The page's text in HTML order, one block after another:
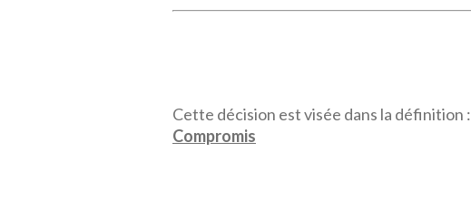
Cette décision est visée dans la définition :
Compromis